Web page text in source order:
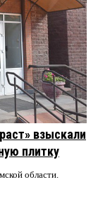
взыскали
плитку
области.